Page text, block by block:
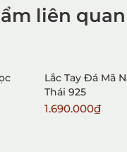
liên quan
Lắc Tay Đá Mã
Thái 925
1.690.000₫